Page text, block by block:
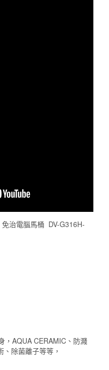
治電腦馬桶 DV-G316H-
，AQUA CERAMIC、防濺
除菌離子等等，